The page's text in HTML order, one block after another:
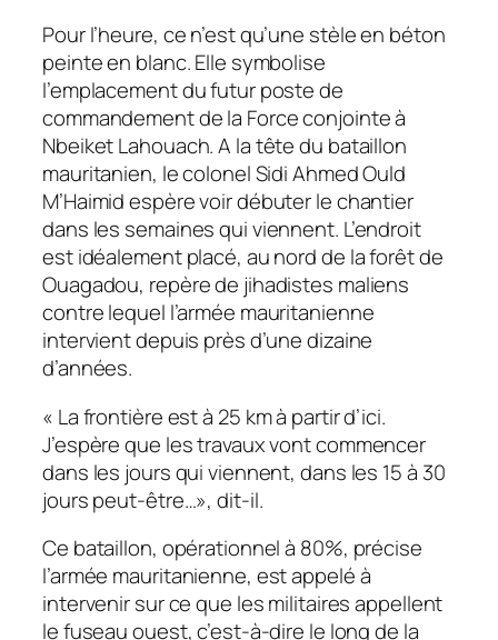
Pour l’heure, ce n’est qu’une stèle en béton
peinte en blanc. Elle symbolise
l’emplacement du futur poste de
commandement de la Force conjointe à
Nbeiket Lahouach. A la tête du bataillon
mauritanien, le colonel Sidi Ahmed Ould
M’Haimid espère voir débuter le chantier
dans les semaines qui viennent. L’endroit
est idéalement placé, au nord de la forêt de
Ouagadou, repère de jihadistes maliens
contre lequel l’armée mauritanienne
intervient depuis près d’une dizaine
d’années.
« La frontière est à 25 km à partir d’ici.
J’espère que les travaux vont commencer
dans les jours qui viennent, dans les 15 à 30
jours peut-être…», dit-il.
Ce bataillon, opérationnel à 80%, précise
l’armée mauritanienne, est appelé à
intervenir sur ce que les militaires appellent
le fuseau ouest, c’est-à-dire le long de la